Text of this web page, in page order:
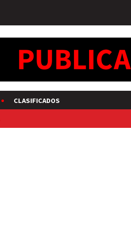
CLASIFICADOS